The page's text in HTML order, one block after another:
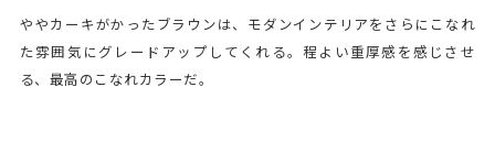
ややカーキがかったブラウンは、モダンインテリアをさらにこなれ
た雰囲気にグレードアップしてくれる。程よい重厚感を感じさせ
る、最高のこなれカラーだ。